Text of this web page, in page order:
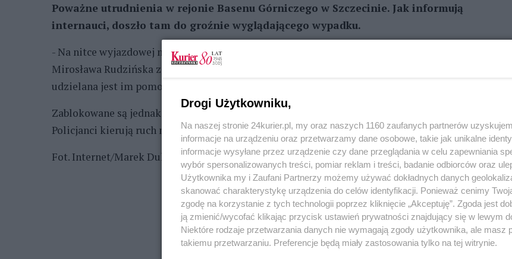
Poważne utrudnienia w rejonie Basenu Górniczego w Szczecinie. Jak informują
internauci, doszło tam do groźnie wyglądającego wypadku.
- Na nitce wyjazdowej mazda zjechała na lewy pas ruchu i uderzyła w słup - potwierdza podkom.
Mirosława Rudzińska z Biura Prasowego KWP w Szczecinie. - Ranne zostały 2 osoby, na miejscu
udzielana jest im pomoc.
Zablokowane są jednak 3 pasy, most Pionierów w kierunku prawobrzeża jest nieprzejezdny.
Policjanci kierują ruch na most Cłowy.
Fot. Internet/Marek Duklanowski
REKLAMA
Drogi Użytkowniku,
Na naszej stronie 24kurier.pl, my oraz naszych 1160 zaufanych partnerów
informacje na urządzeniu oraz przetwarzamy dane osobowe, takie jak unikalne
informacje wysyłane przez urządzenie czy dane przeglądania w celu zapewniania
wybór spersonalizowanych treści, pomiar reklam i treści, badanie odbiorców oraz
Użytkownika my i Zaufani Partnerzy możemy używać dokładnych danych
skanować charakterystykę urządzenia do celów identyfikacji. Ponieważ cenimy
zgodę na korzystanie z tych technologii poprzez kliknięcie „Akceptuję”. Zgoda jest
ją zmienić/wycofać klikając przycisk ustawień prywatności znajdujący się w lewym
Niektóre rodzaje przetwarzania danych nie wymagają zgody użytkownika, ale masz
takiemu przetwarzaniu. Preferencje będą miały zastosowania tylko na tej witrynie.